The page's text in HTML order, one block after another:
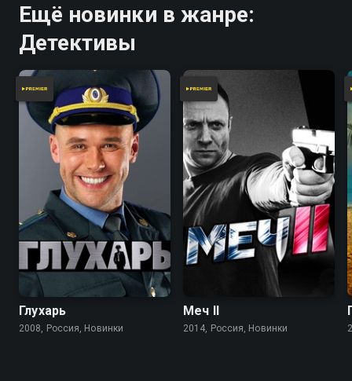
Ещё новинки в жанре:
Детективы
Глухарь
2008, Россия, Новинки
Меч II
2014, Россия, Новинки